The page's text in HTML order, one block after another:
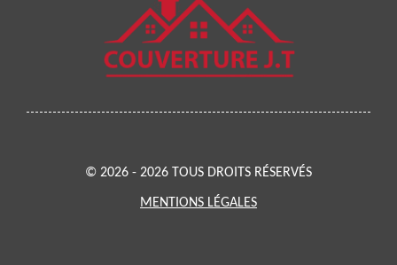
© 2026 - 2026 TOUS DROITS RÉSERVÉS
MENTIONS LÉGALES